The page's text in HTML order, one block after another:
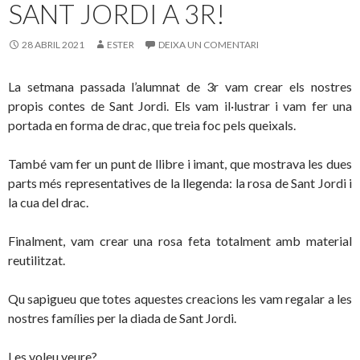
k
ix
SANT JORDI A 3R!
28 ABRIL 2021 ESTER DEIXA UN COMENTARI
La setmana passada l’alumnat de 3r vam crear els nostres
propis contes de Sant Jordi. Els vam il·lustrar i vam fer una
portada en forma de drac, que treia foc pels queixals.
També vam fer un punt de llibre i imant, que mostrava les dues
parts més representatives de la llegenda: la rosa de Sant Jordi i
la cua del drac.
Finalment, vam crear una rosa feta totalment amb material
reutilitzat.
Qu sapigueu que totes aquestes creacions les vam regalar a les
nostres famílies per la diada de Sant Jordi.
Les voleu veure?